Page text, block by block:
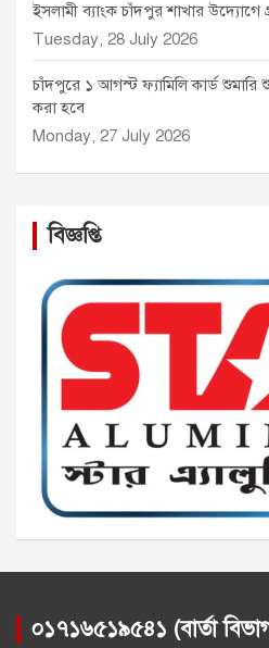
ইসলামী ব্যাংক চাঁদপুর শাখার উদ্যোগে
Tuesday, 28 July 2026
চাঁদপুরে ১ আগস্ট ফ্যামিলি কার্ড
করা হবে
Monday, 27 July 2026
বিজ্ঞপ্তি
০১৭১৬৫১৯৫৪১ (বার্তা